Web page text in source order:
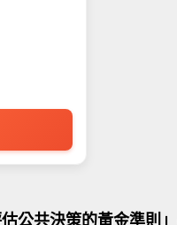
公共決策的黃金準則」